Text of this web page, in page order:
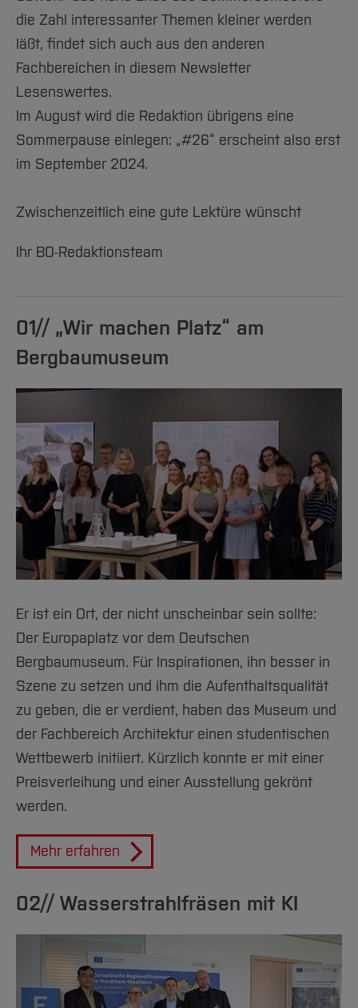
Arbeiten im FB G
International
Team
Service
Studieninteressierte
Aktuelles
Studium
Fachgruppen
Forschung und Entwicklung
International
Team
Service
Amtliche Bekanntmachungen
Notfall-Infos
BO Shop
Familiengerechte Hochschule
Gleichstellung
Diskriminierungsfreie Hochschule
Vertretungen
Wahlen
Hochschulbibliothek
Hochschulkommunikation
International Office
Medienzentrum
qed-Stiftung
Zentrale Studienberatung
#15
#17
Jahresrückblick 2024
#19
#22
#23
#24
#25
#26
#27
#29
#30
#31
#32
#33
#34
#36
#37
#38
die Zahl interessanter Themen kleiner werden
läßt, findet sich auch aus den anderen
Fachbereichen in diesem Newsletter
Lesenswertes.
Im August wird die Redaktion übrigens eine
Sommerpause einlegen: „#26“ erscheint also erst
im September 2024.
Zwischenzeitlich eine gute Lektüre wünscht
Ihr BO-Redaktionsteam
01// „Wir machen Platz“ am
Bergbaumuseum
Er ist ein Ort, der nicht unscheinbar sein sollte:
Der Europaplatz vor dem Deutschen
Bergbaumuseum. Für Inspirationen, ihn besser in
Szene zu setzen und ihm die Aufenthaltsqualität
zu geben, die er verdient, haben das Museum und
der Fachbereich Architektur einen studentischen
Wettbewerb initiiert. Kürzlich konnte er mit einer
Preisverleihung und einer Ausstellung gekrönt
werden.
Mehr erfahren
02// Wasserstrahlfräsen mit KI